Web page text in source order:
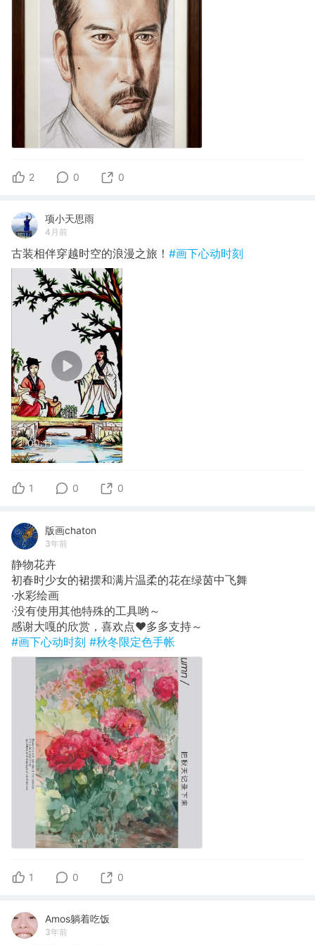
2 0 0
项小天思雨
4月前
古装相伴穿越时空的浪漫之旅！ #画下心动时刻
00:11
1 0 0
版画chaton
3年前
静物花卉
初春时少女的裙摆和满片温柔的花在绿茵中飞舞
·水彩绘画
·没有使用其他特殊的工具哟～
感谢大嘎的欣赏，喜欢点♥️多多支持～
#画下心动时刻 #秋冬限定色手帐
1 0 0
Amos躺着吃饭
3年前